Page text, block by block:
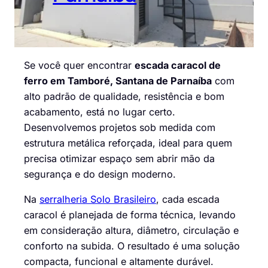
Se você quer encontrar escada caracol de
ferro em Tamboré, Santana de Parnaíba com
alto padrão de qualidade, resistência e bom
acabamento, está no lugar certo.
Desenvolvemos projetos sob medida com
estrutura metálica reforçada, ideal para quem
precisa otimizar espaço sem abrir mão da
segurança e do design moderno.
Na serralheria Solo Brasileiro, cada escada
caracol é planejada de forma técnica, levando
em consideração altura, diâmetro, circulação e
conforto na subida. O resultado é uma solução
compacta, funcional e altamente durável.